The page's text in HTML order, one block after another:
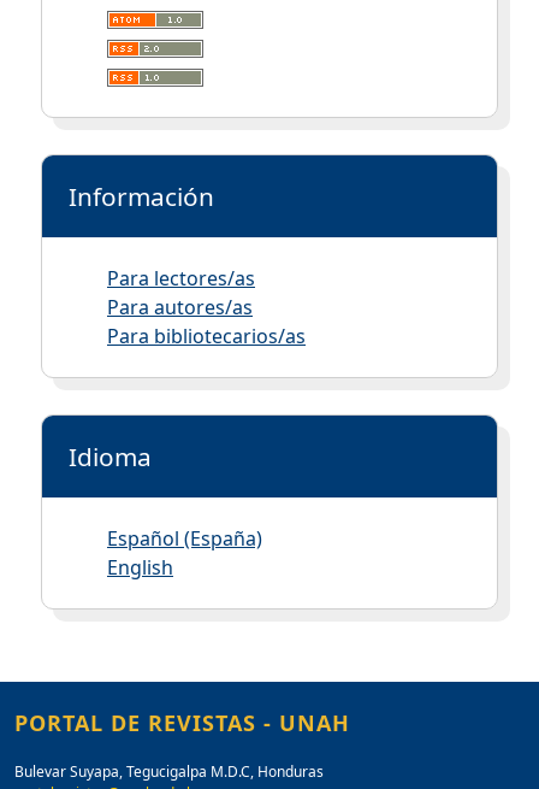
Información
Para lectores/as
Para autores/as
Para bibliotecarios/as
Idioma
Español (España)
English
PORTAL DE REVISTAS - UNAH
Bulevar Suyapa, Tegucigalpa M.D.C, Honduras